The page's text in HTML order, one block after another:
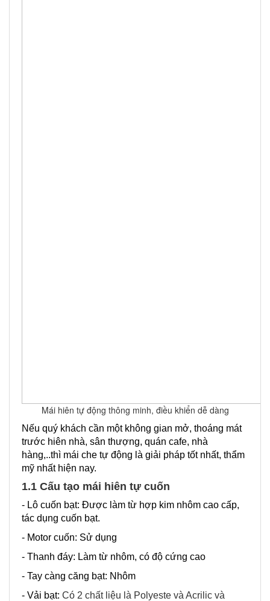
Mái hiên tự động thông minh, điều khiển dễ dàng
Nếu quý khách cần một không gian mở, thoáng mát
trước hiên nhà, sân thượng, quán cafe, nhà
hàng,..thì mái che tự động là giải pháp tốt nhất, thẩm
mỹ nhất hiện nay.
1.1 Cấu tạo mái hiên tự cuốn
- Lô cuốn bạt: Được làm từ hợp kim nhôm cao cấp,
tác dụng cuốn bạt.
- Motor cuốn: Sử dụng
- Thanh đáy: Làm từ nhôm, có độ cứng cao
- Tay càng căng bạt: Nhôm
- Vải bạt: Có 2 chất liệu là Polyeste và Acrilic và